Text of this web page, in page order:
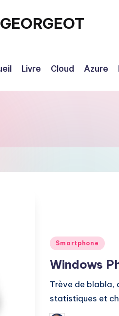
Livre Cloud Azure
Posted
Smartphone
Windows
Trève de blabla,
statistiques et